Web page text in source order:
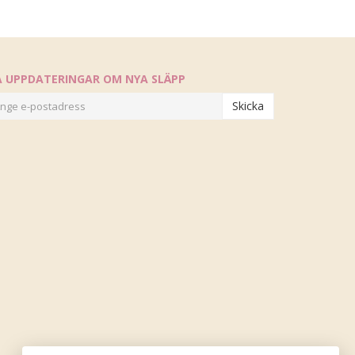
UPPDATERINGAR OM NYA SLÄPP
Skicka